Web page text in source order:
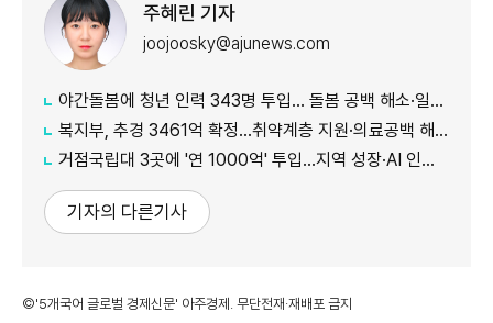
주혜린 기자
joojoosky@ajunews.com
야간돌봄에 청년 인력 343명 투입… 돌봄 공백 해소·일자리 확대 추진
복지부, 추경 3461억 확정…취약계층 지원·의료공백 해소 강화
거점국립대 3곳에 '연 1000억' 투입…지역 성장·AI 인재 거점 육성
기자의 다른기사
©'5개국어 글로벌 경제신문' 아주경제. 무단전재·재배포 금지